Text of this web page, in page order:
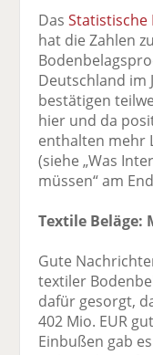
DasStatistische
hat die Zahlen
Deutschland im
bestätigen
hier und da
enthalten mehr
(siehe „Was
müssen“ am
Textile Beläge:
Gute
textiler
dafür gesorgt,
402 Mio. EUR
Einbußen gab